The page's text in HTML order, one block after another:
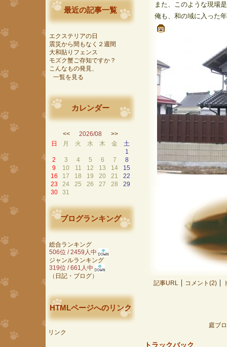
また、このような現場
俺も、和の域に入った
記事URL コメント(2)
庭ブ
トラックバック
最近の記事一覧
エクステリアの日
震災から間もなく２週間
大和貼りフェンス
モズク蟹ご存知ですか？
こんなもの発見、
一覧を見る
カレンダー
<< 2026/08 >>
日
月 火 水 木 金
土
1
2
3 4 5 6 7
8
9
10 11 12 13 14
15
16
17 18 19 20 21
22
23
24 25 26 27 28
29
30
31
ブログランキング
総合ランキング
506位 / 2459人中
ジャンルランキング
319位 / 661人中
（ 日記・ブログ）
HTMLページへのリンク
リンク